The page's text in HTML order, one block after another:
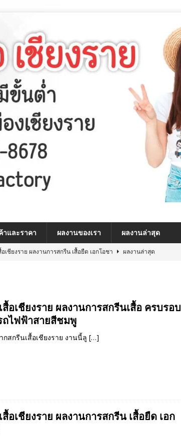
าและราคา ผลงานของเรา ผลงานล่าสุด
อเชียงราย ผลงานการสกรีน เสื้อยืด เอกโอชา
ผลงานล่าสุด
เชียงราย ผลงานการสกรีน เสื้อ MARKINN”S
อเชียงราย ผลงานการสกรีนเสื้อ ครบรอบ 60 ปี รถไฟฟ้าสายสีชมพู
สื้อเชียงราย ผลงานการสกรีนเสื้อ ครบรอบ
ถไฟฟ้าสายสีชมพู
กสกรีนเสื้อเชียงราย งานนี้ลู […]
สื้อเชียงราย ผลงานการสกรีน เสื้อยืด เอก